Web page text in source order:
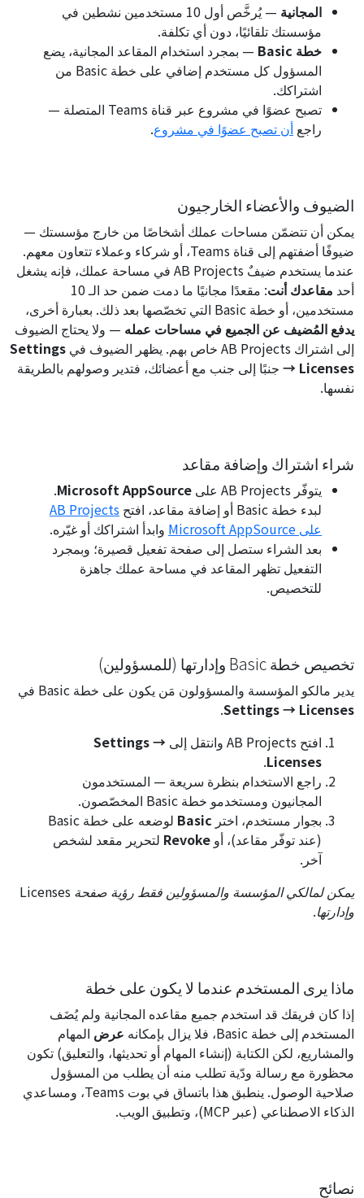
المجانية
— يُرخَّص أول 10 مستخدمين نشطين في
مؤسستك تلقائيًا، دون أي تكلفة.
خطة Basic
— بمجرد استخدام المقاعد المجانية، يضع
المسؤول كل مستخدم إضافي على خطة Basic من
اشتراكك.
تصبح عضوًا في مشروع عبر قناة Teams المتصلة —
راجع أن تصبح عضوًا في مشروع.
الضيوف والأعضاء الخارجيون
يمكن أن تتضمّن مساحات عملك أشخاصًا من خارج مؤسستك —
ضيوفًا أضفتهم إلى قناة Teams، أو شركاء وعملاء تتعاون معهم.
عندما يستخدم ضيفٌ AB Projects في مساحة عملك، فإنه يشغل
أحد مقاعدك أنت
: مقعدًا مجانيًا ما دمت ضمن حد الـ 10
مستخدمين، أو خطة Basic التي تخصّصها بعد ذلك. بعبارة أخرى،
يدفع المُضيف عن الجميع في مساحات عمله — ولا يحتاج الضيوف
إلى اشتراك AB Projects خاص بهم. يظهر الضيوف في
Settings
→ Licenses جنبًا إلى جنب مع أعضائك، فتدير وصولهم بالطريقة
نفسها.
شراء اشتراك وإضافة مقاعد
يتوفّر AB Projects على Microsoft AppSource
.
لبدء خطة Basic أو إضافة مقاعد، افتح
AB Projects
على Microsoft AppSource
وابدأ اشتراكك أو غيّره.
بعد الشراء ستصل إلى صفحة تفعيل قصيرة؛ وبمجرد
التفعيل تظهر المقاعد في مساحة عملك جاهزة
للتخصيص.
تخصيص خطة Basic وإدارتها (للمسؤولين)
يدير مالكو المؤسسة والمسؤولون مَن يكون على خطة Basic في
Settings → Licenses
.
افتح AB Projects وانتقل إلى
Settings →
Licenses
.
راجع الاستخدام بنظرة سريعة — المستخدمون
المجانيون ومستخدمو خطة Basic المخصّصون.
بجوار مستخدم، اختر Basic
لوضعه على خطة Basic
(عند توفّر مقاعد)، أو Revoke لتحرير مقعد لشخص
آخر.
يمكن لمالكي المؤسسة والمسؤولين فقط رؤية صفحة Licenses
وإدارتها.
ماذا يرى المستخدم عندما لا يكون على خطة
إذا كان فريقك قد استخدم جميع مقاعده المجانية ولم يُضَف
المستخدم إلى خطة Basic، فلا يزال بإمكانه
عرض المهام
والمشاريع، لكن الكتابة (إنشاء المهام أو تحديثها، والتعليق) تكون
محظورة مع رسالة ودّية تطلب منه أن يطلب من المسؤول
صلاحية الوصول. ينطبق هذا باتساق في بوت Teams، ومساعدي
الذكاء الاصطناعي (عبر MCP)، وتطبيق الويب.
نصائح